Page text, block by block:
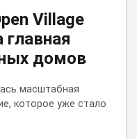
Village
домов
масштабная
которое уже стало